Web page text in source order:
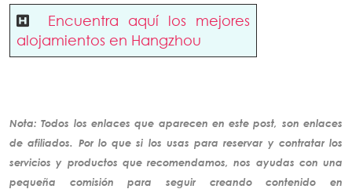
Encuentra aquí los mejores
alojamientos en Hangzhou
Nota: Todos los enlaces que aparecen en este post, son enlaces
deafiliados. Por lo que si los usas para reservar y contratar los
servicios y productos que recomendamos, nos ayudas con una
pequeña comisión para seguir creandocontenido en